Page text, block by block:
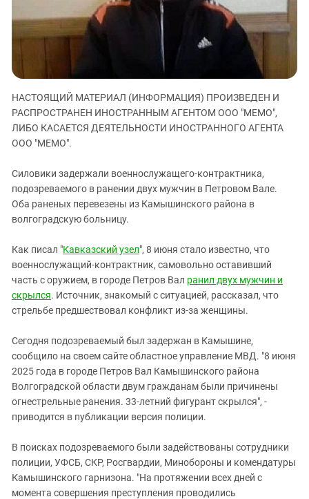
ЗАСТАВЛЯЕТ
КАВКАЗ ЗА ПАЛЕСТИНУ
ИНАКОМЫСЛИЕ В ЧЕЧНЕ
ПРЕСЛЕДОВАНИЕ АКТИВИСТОВ
МОБИЛИЗАЦИЯ И ПРОТЕСТЫ
Ингушетия
Калмыкия
Карачаево-Черкесия
Краснодарский край
Нагорный Карабах
Северная Осетия - Алания
СКФО
Ставропольский край
Чечня
Южная Осетия
Южный Кавказ
НАСТОЯЩИЙ МАТЕРИАЛ (ИНФОРМАЦИЯ) ПРОИЗВЕДЕН И
РАСПРОСТРАНЕН ИНОСТРАННЫМ АГЕНТОМ ООО "МЕМО",
ЛИБО КАСАЕТСЯ ДЕЯТЕЛЬНОСТИ ИНОСТРАННОГО АГЕНТА
ООО "МЕМО".
Силовики задержали военнослужащего-контрактника,
подозреваемого в ранении двух мужчин в Петровом Вале.
Оба раненых перевезены из Камышинского района в
волгоградскую больницу.
Как писал "Кавказский узел", 8 июня стало известно, что
военнослужащий-контрактник, самовольно оставивший
часть с оружием, в городе Петров Вал ранил двух мужчин и
скрылся. Источник, знакомый с ситуацией, рассказал, что
стрельбе предшествовал конфликт из-за женщины.
Сегодня подозреваемый был задержан в Камышине,
сообщило на своем сайте областное управление МВД. "8 июня
2025 года в городе Петров Вал Камышинского района
Волгоградской области двум гражданам были причинены
огнестрельные ранения. 33-летний фигурант скрылся", -
приводится в публикации версия полиции.
В поисках подозреваемого были задействованы сотрудники
полиции, УФСБ, СКР, Росгвардии, Минобороны и комендатуры
Камышинского гарнизона. "На протяжении всех дней с
момента совершения преступления проводились